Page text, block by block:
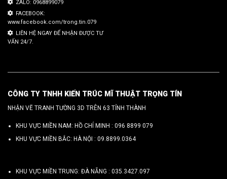
ZALO: 0968899079
FACEBOOK:
www.facebook.com/trong.tin.079
LIÊN HỆ NGAY ĐỂ NHẬN ĐƯỢC TƯ
VẤN 24/7.
CÔNG TY TNHH KIẾN TRÚC MĨ THUẬT TRỌNG TÍN
NHẬN VẼ TRANH TƯỜNG 3D TRÊN 63 TỈNH THÀNH
KHU VỰC MIỀN NAM: HỒ CHÍ MINH : 096 8899 079
KHU VỰC MIỀN BẮC: HÀ NỘI : 09.8899.0364
KHU VỰC MIỀN TRUNG: ĐÀ NẴNG : 035.3427.097